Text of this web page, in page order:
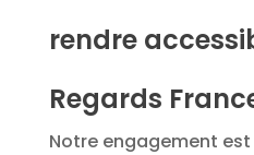
rendre
Regards
Notre engagement est